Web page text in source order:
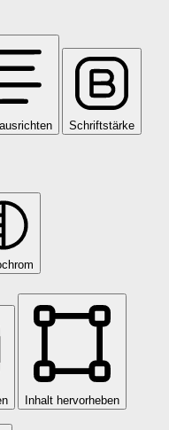
Schriftstärke
Inhalt hervorheben